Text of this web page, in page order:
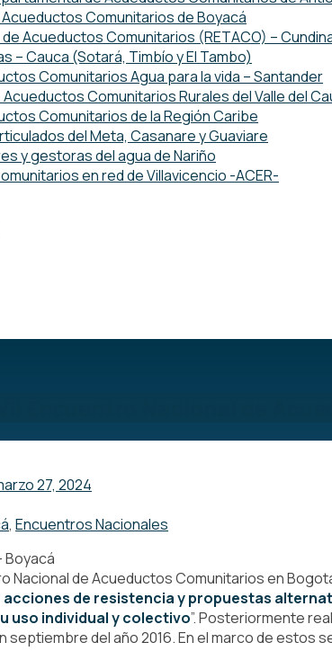
Comunitarios de Boyacá
Acueductos Comunitarios (RETACO) –
– Cauca (Sotará, Timbío y El Tambo)
Comunitarios Agua para la vida – Santander
Comunitarios Rurales del Valle del
Comunitarios de la Región Caribe
del Meta, Casanare y Guaviare
y gestoras del agua de Nariño
en red de Villavicencio -ACER-
27, 2024
, Encuentros Nacionales
Nacional de Acueductos Comunitarios en
de resistencia y propuestas
uso individual y colectivo”. Posteriormente
septiembre del año 2016. En el marco de